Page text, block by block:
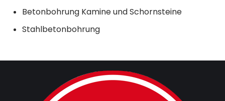
Betonbohrung Kamine und Schornsteine
Stahlbetonbohrung